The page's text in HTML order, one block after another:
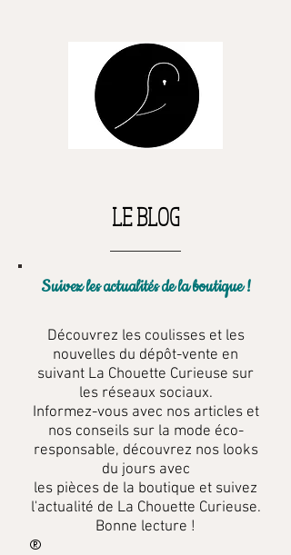
LE BLOG
Suivez les actualités de la boutique !
Découvrez les coulisses et les
nouvelles du dépôt-vente en
suivant La Chouette Curieuse sur
les réseaux sociaux.
Informez-vous avec nos articles et
nos conseils sur la mode éco-
responsable, découvrez nos looks
du jours avec
les pièces de la boutique et suivez
l'actualité de La Chouette Curieuse.
Bonne lecture !